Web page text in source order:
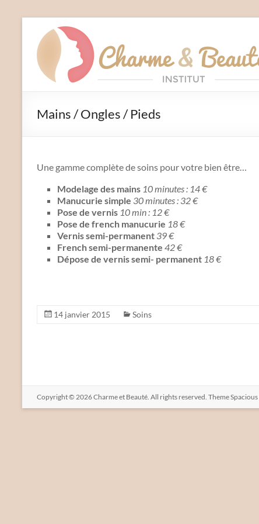
contenuCharme
et
Beauté
Institut
–
Mains / Ongles / Pieds
Une gamme complète de soins pour votre bien être…
Modelage des mains 10 minutes : 14 €
Manucurie simple 30 minutes : 32 €
Pose de vernis 10 min : 12 €
Pose de french manucurie 18 €
Vernis semi-permanent 39 €
French semi-permanente 42 €
Dépose de vernis semi- permanent 18 €
14 janvier 2015 Soins
Copyright © 2026Charme et Beauté. All rights reserved. ThemeSpacious